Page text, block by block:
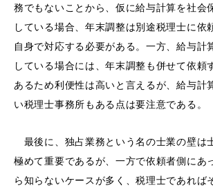
務でもないことから、仮に給与計算を社会
している場合、年末調整は別途税理士に依
自身で対応する必要がある。一方、給与計
している場合には、年末調整も併せて依頼
あるため利便性は高いと言えるが、給与計
い税理士事務所もある点は要注意である。
最後に、独占業務という名の士業の壁は
極めて重要であるが、一方で依頼者側にあ
ら知らないケースが多く、税理士であれば